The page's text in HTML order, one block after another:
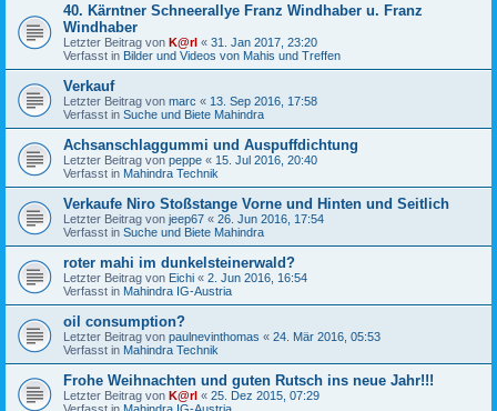
40. Kärntner Schneerallye Franz Windhaber u. Franz
Windhaber
Letzter Beitrag von K@rl « 31. Jan 2017, 23:20
Verfasst in Bilder und Videos von Mahis und Treffen
Verkauf
Letzter Beitrag von marc « 13. Sep 2016, 17:58
Verfasst in Suche und Biete Mahindra
Achsanschlaggummi und Auspuffdichtung
Letzter Beitrag von peppe « 15. Jul 2016, 20:40
Verfasst in Mahindra Technik
Verkaufe Niro Stoßstange Vorne und Hinten und Seitlich
Letzter Beitrag von jeep67 « 26. Jun 2016, 17:54
Verfasst in Suche und Biete Mahindra
roter mahi im dunkelsteinerwald?
Letzter Beitrag von Eichi « 2. Jun 2016, 16:54
Verfasst in Mahindra IG-Austria
oil consumption?
Letzter Beitrag von paulnevinthomas « 24. Mär 2016, 05:53
Verfasst in Mahindra Technik
Frohe Weihnachten und guten Rutsch ins neue Jahr!!!
Letzter Beitrag von K@rl « 25. Dez 2015, 07:29
Verfasst in Mahindra IG-Austria